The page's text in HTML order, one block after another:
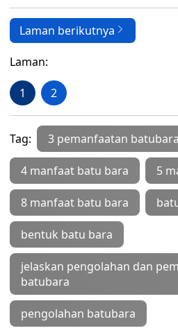
Laman berikutnya
Laman:
1 2
Tag: 3 pemanfaatan batubara
4 manfaat batu bara 5
8 manfaat batu bara
bentuk batu bara
jelaskan pengolahan dan
batubara
pengolahan batubara